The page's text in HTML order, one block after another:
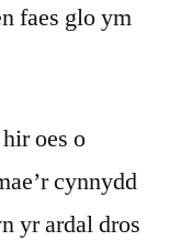
faes glo ym
oes o
cynnydd
yr ardal dros